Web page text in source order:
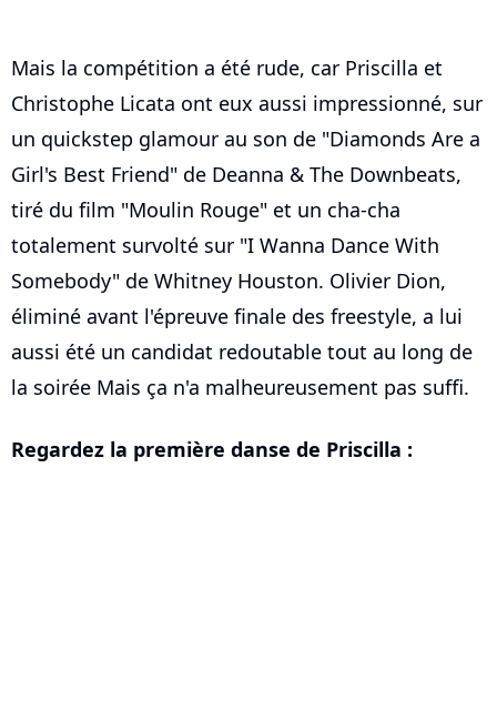
Mais la compétition a été rude, car Priscilla et
Christophe Licata ont eux aussi impressionné, sur
un quickstep glamour au son de "Diamonds Are a
Girl's Best Friend" de Deanna & The Downbeats,
tiré du film "Moulin Rouge" et un cha-cha
totalement survolté sur "I Wanna Dance With
Somebody" de Whitney Houston. Olivier Dion,
éliminé avant l'épreuve finale des freestyle, a lui
aussi été un candidat redoutable tout au long de
la soirée Mais ça n'a malheureusement pas suffi.
Regardez la première danse de Priscilla :